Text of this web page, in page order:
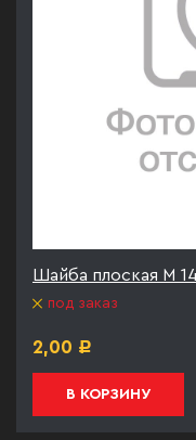
Шайба плоская М
под заказ
2,00 Р
В КОРЗИНУ